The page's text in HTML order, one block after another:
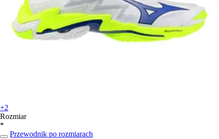
+2
Rozmiar
*
Przewodnik po rozmiarach